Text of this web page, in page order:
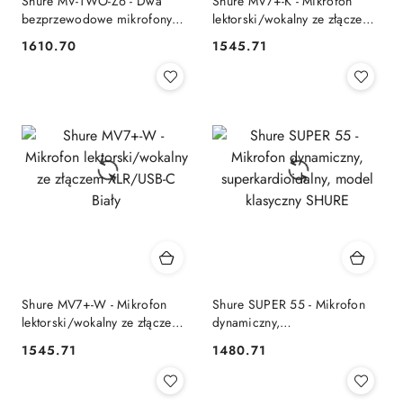
bezprzewodowe mikrofony
ładujący SHURE
Cena:
1610.70
lektorski/wokalny ze złączem
Cena:
1545.71
Shure MV7+-W - Mikrofon
lektorski/wokalny ze złączem
Cena:
1545.71
Shure SUPER 55 - Mikrofon
dynamiczny,
klasyczny SHURE
Cena:
1480.71